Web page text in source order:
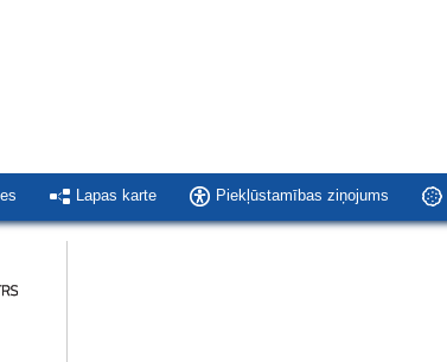
Lapas karte Piekļūstamības ziņojums